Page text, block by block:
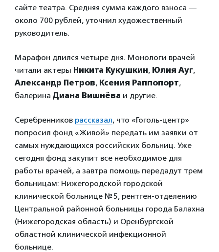
сайте театра. Средняя сумма каждого взноса —
около 700 рублей, уточнил художественный
руководитель.
Марафон длился четыре дня. Монологи врачей
читали актеры Никита Кукушкин, Юлия Ауг,
Александр Петров, Ксения Раппопорт,
балерина Диана Вишнёва и другие.
Серебренников рассказал, что «Гоголь-центр»
попросил фонд «Живой» передать им заявки от
самых нуждающихся российских больниц. Уже
сегодня фонд закупит все необходимое для
работы врачей, а завтра помощь передадут трем
больницам: Нижегородской городской
клинической больнице № 5, рентген-отделению
Центральной районной больницы города Балахна
(Нижегородская область) и Оренбургской
областной клинической инфекционной
больнице.